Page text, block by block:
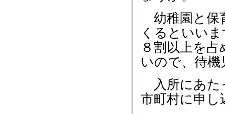
幼稚園と保
くるといい
８割以上を
いので、待
入所にあた
市町村に申し